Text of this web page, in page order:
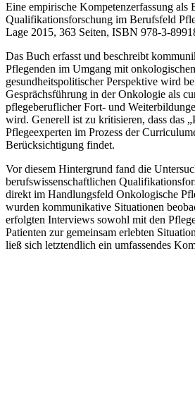
Eine empirische Kompetenzerfassung als
Qualifikationsforschung im Berufsfeld
Lage 2015, 363 Seiten, ISBN 978-3-
Das Buch erfasst und beschreibt
Pflegenden im Umgang mit
gesundheitspolitischer Perspektive wird
Gesprächsführung in der Onkologie als
pflegeberuflicher Fort- und
wird. Generell ist zu kritisieren, dass das
Pflegeexperten im Prozess der
Berücksichtigung findet.
Vor diesem Hintergrund fand die
berufswissenschaftlichen
direkt im Handlungsfeld Onkologische
wurden kommunikative Situationen
erfolgten Interviews sowohl mit den
Patienten zur gemeinsam erlebten
ließ sich letztendlich ein umfassendes